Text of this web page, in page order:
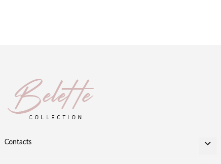
Contacts 